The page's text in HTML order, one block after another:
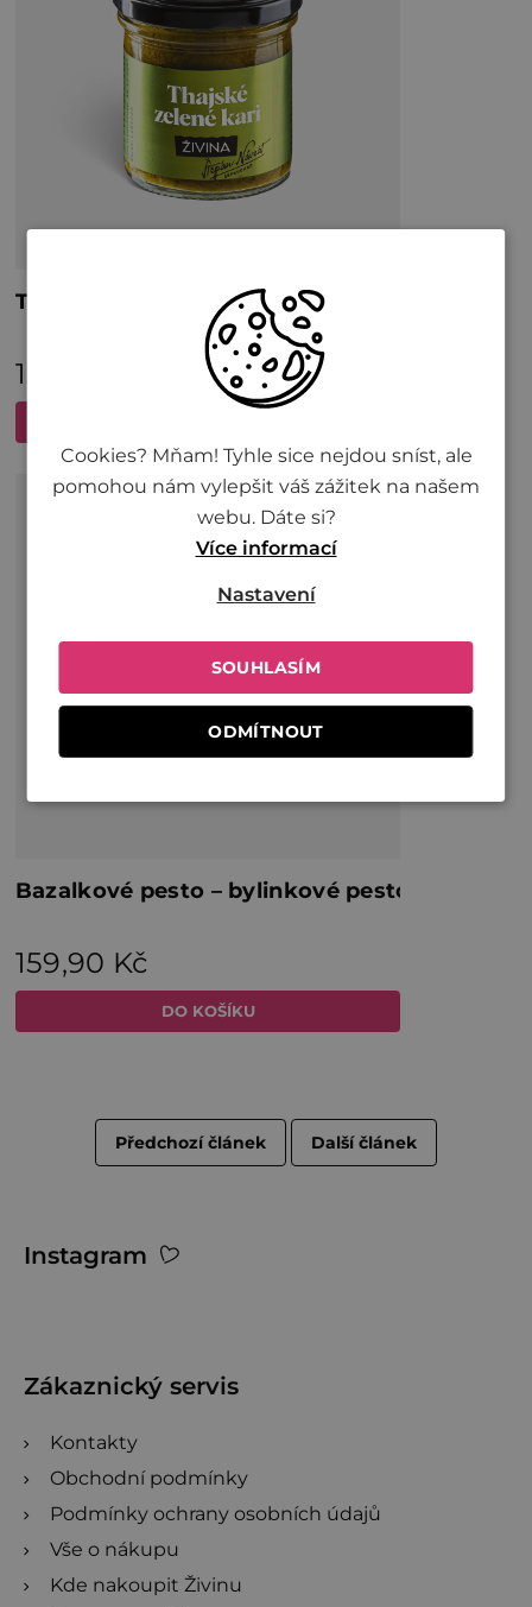
Předchozí článek Další článek
Instagram
Zákaznický servis
Kontakty
Obchodní podmínky
Podmínky ochrany osobních údajů
Vše o nákupu
Kde nakoupit Živinu
Cookies? Mňam! Tyhle sice nejdou sníst, ale
pomohou nám vylepšit váš zážitek na našem
webu. Dáte si?
Více informací
SOUHLASÍM
ODMÍTNOUT
Nastavení